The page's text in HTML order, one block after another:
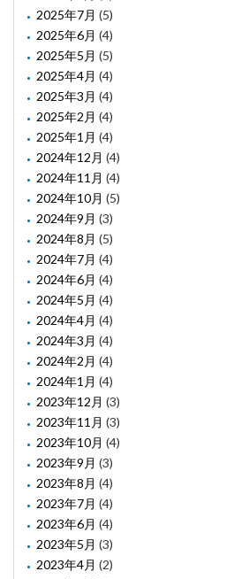
2025年7月 (5)
2025年6月 (4)
2025年5月 (5)
2025年4月 (4)
2025年3月 (4)
2025年2月 (4)
2025年1月 (4)
2024年12月 (4)
2024年11月 (4)
2024年10月 (5)
2024年9月 (3)
2024年8月 (5)
2024年7月 (4)
2024年6月 (4)
2024年5月 (4)
2024年4月 (4)
2024年3月 (4)
2024年2月 (4)
2024年1月 (4)
2023年12月 (3)
2023年11月 (3)
2023年10月 (4)
2023年9月 (3)
2023年8月 (4)
2023年7月 (4)
2023年6月 (4)
2023年5月 (3)
2023年4月 (2)